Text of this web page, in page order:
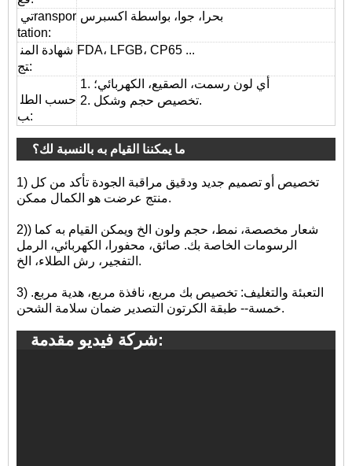
تيranspor
tation:
بحرا، جوا، بواسطة اكسبرس
تج:
FDA، LFGB، CP65 ...
ب:
1. أي لون رسمت، الصقيع، الكهربائي؛
2. تخصيص حجم وشكل.
ما يمكننا القيام به بالنسبة لك؟
1) تخصيص أو تصميم جديد ودقيق مراقبة الجودة تأكد من كل
منتج عرضت هو الكمال ممكن.
2)) شعار مخصصة، نمط، حجم ولون الخ ويمكن القيام به كما
الرسومات الخاصة بك. صائق، محفورا، الكهربائي، الرمل
التفجير، رش الطلاء، الخ.
3) التعبئة والتغليف: تخصيص بك مربع، نافذة مربع، هدية مربع.
خمسة-- طبقة الكرتون التصدير ضمان سلامة الشحن.
شركة فيديو مقدمة: